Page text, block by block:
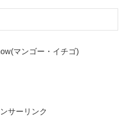
マンゴー・イチゴ)
サーリンク